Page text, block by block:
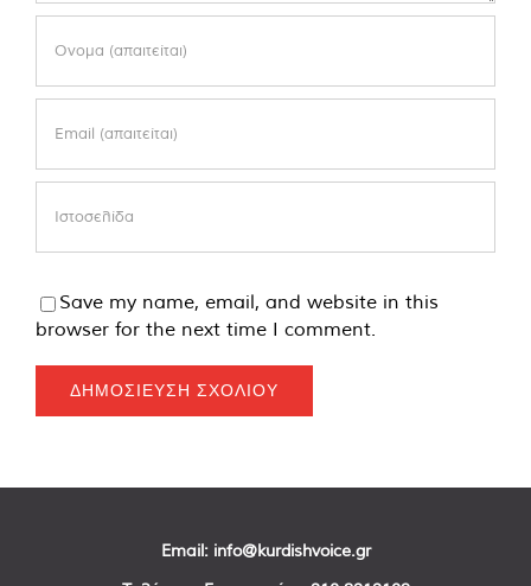
Save my name, email, and website in this
browser for the next time I comment.
Email: info@kurdishvoice.gr